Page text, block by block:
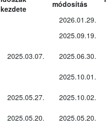
kezdete
módosítás
2026.01.29.
2025.09.19.
2025.03.07.
2025.06.30.
2025.10.01.
2025.05.27.
2025.10.02.
2025.05.20.
2025.05.20.